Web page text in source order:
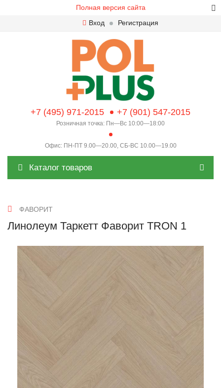
Полная версия сайта
Вход
Регистрация
+7 (495) 971-2015 +7 (901) 547-2015
Розничная точка: Пн—Вс 10:00—18:00
Офис: ПН-ПТ 9.00—20.00, СБ-ВС 10.00—19.00
Каталог товаров
ФАВОРИТ
Линолеум Таркетт Фаворит TRON 1